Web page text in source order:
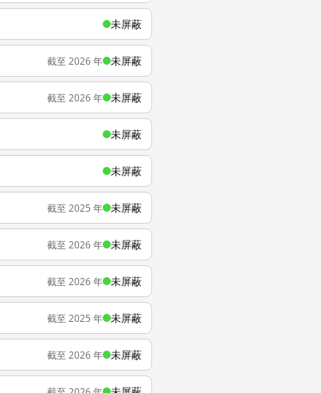
未屏蔽
截至 2026 年 未屏蔽
截至 2026 年 未屏蔽
未屏蔽
未屏蔽
截至 2025 年 未屏蔽
截至 2026 年 未屏蔽
截至 2026 年 未屏蔽
截至 2025 年 未屏蔽
截至 2026 年 未屏蔽